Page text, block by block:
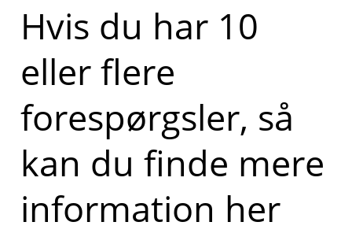
Hvis du har 10
eller flere
forespørgsler, så
kan du finde mere
information her